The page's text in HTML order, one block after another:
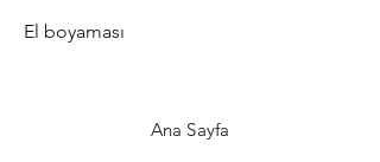
El boyaması
Ana Sayfa